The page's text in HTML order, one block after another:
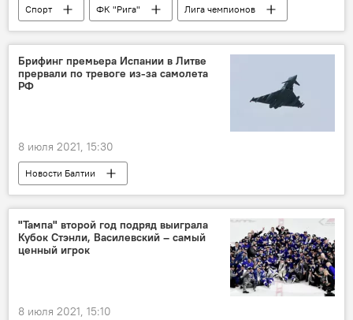
Спорт ФК "Рига" Лига чемпионов
Брифинг премьера Испании в Литве
прервали по тревоге из-за самолета
РФ
8 июля 2021, 15:30
Новости Балтии
НАТО на балтийском фланге
Литва
Испания
Гитанас Науседа
"Тампа" второй год подряд выиграла
Кубок Стэнли, Василевский – самый
ценный игрок
8 июля 2021, 15:10